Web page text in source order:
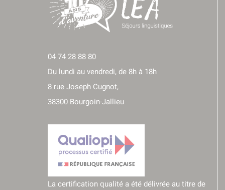
04 74 28 88 80
Du lundi au vendredi, de 8h à 18h
8 rue Joseph Cugnot,
38300 Bourgoin-Jallieu
La certification qualité a été délivrée au titre de